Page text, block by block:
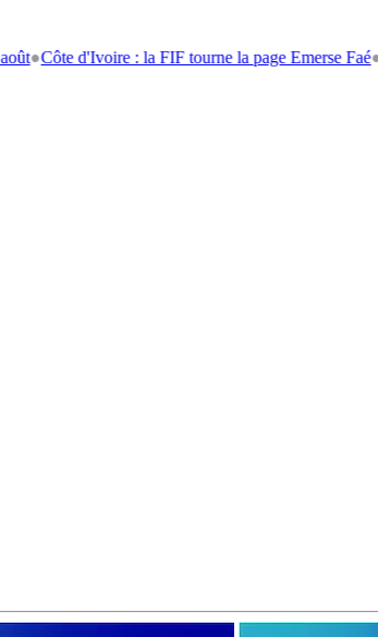
: la FIF tourne la page Emerse Faé●Affaire